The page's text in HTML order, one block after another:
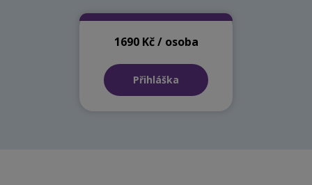
1690 Kč / osoba
Přihláška